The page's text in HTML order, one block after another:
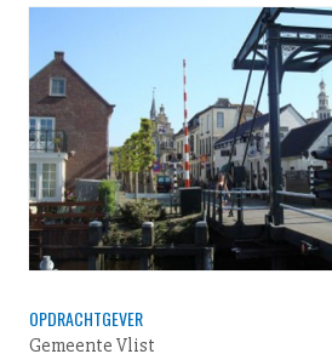
OPDRACHTGEVER
Gemeente Vlist